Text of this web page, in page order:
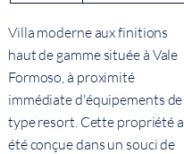
Villa moderne aux finitions
haut de gamme située à Vale
Formoso, à proximité
immédiate d'équipements de
type resort. Cette propriété a
été conçue dans un souci de